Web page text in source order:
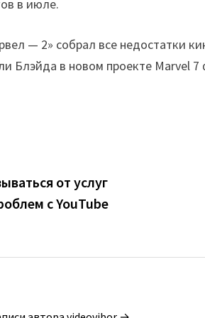
в июле.
— 2» собрал все недостатки
Блэйда в новом проекте Marvel
от услуг
с YouTube